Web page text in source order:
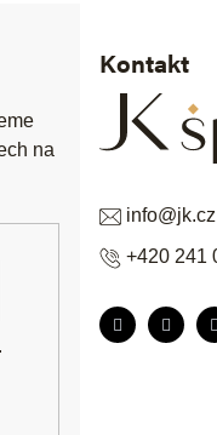
Kontakt
info@jk.cz
+420 241
na
.